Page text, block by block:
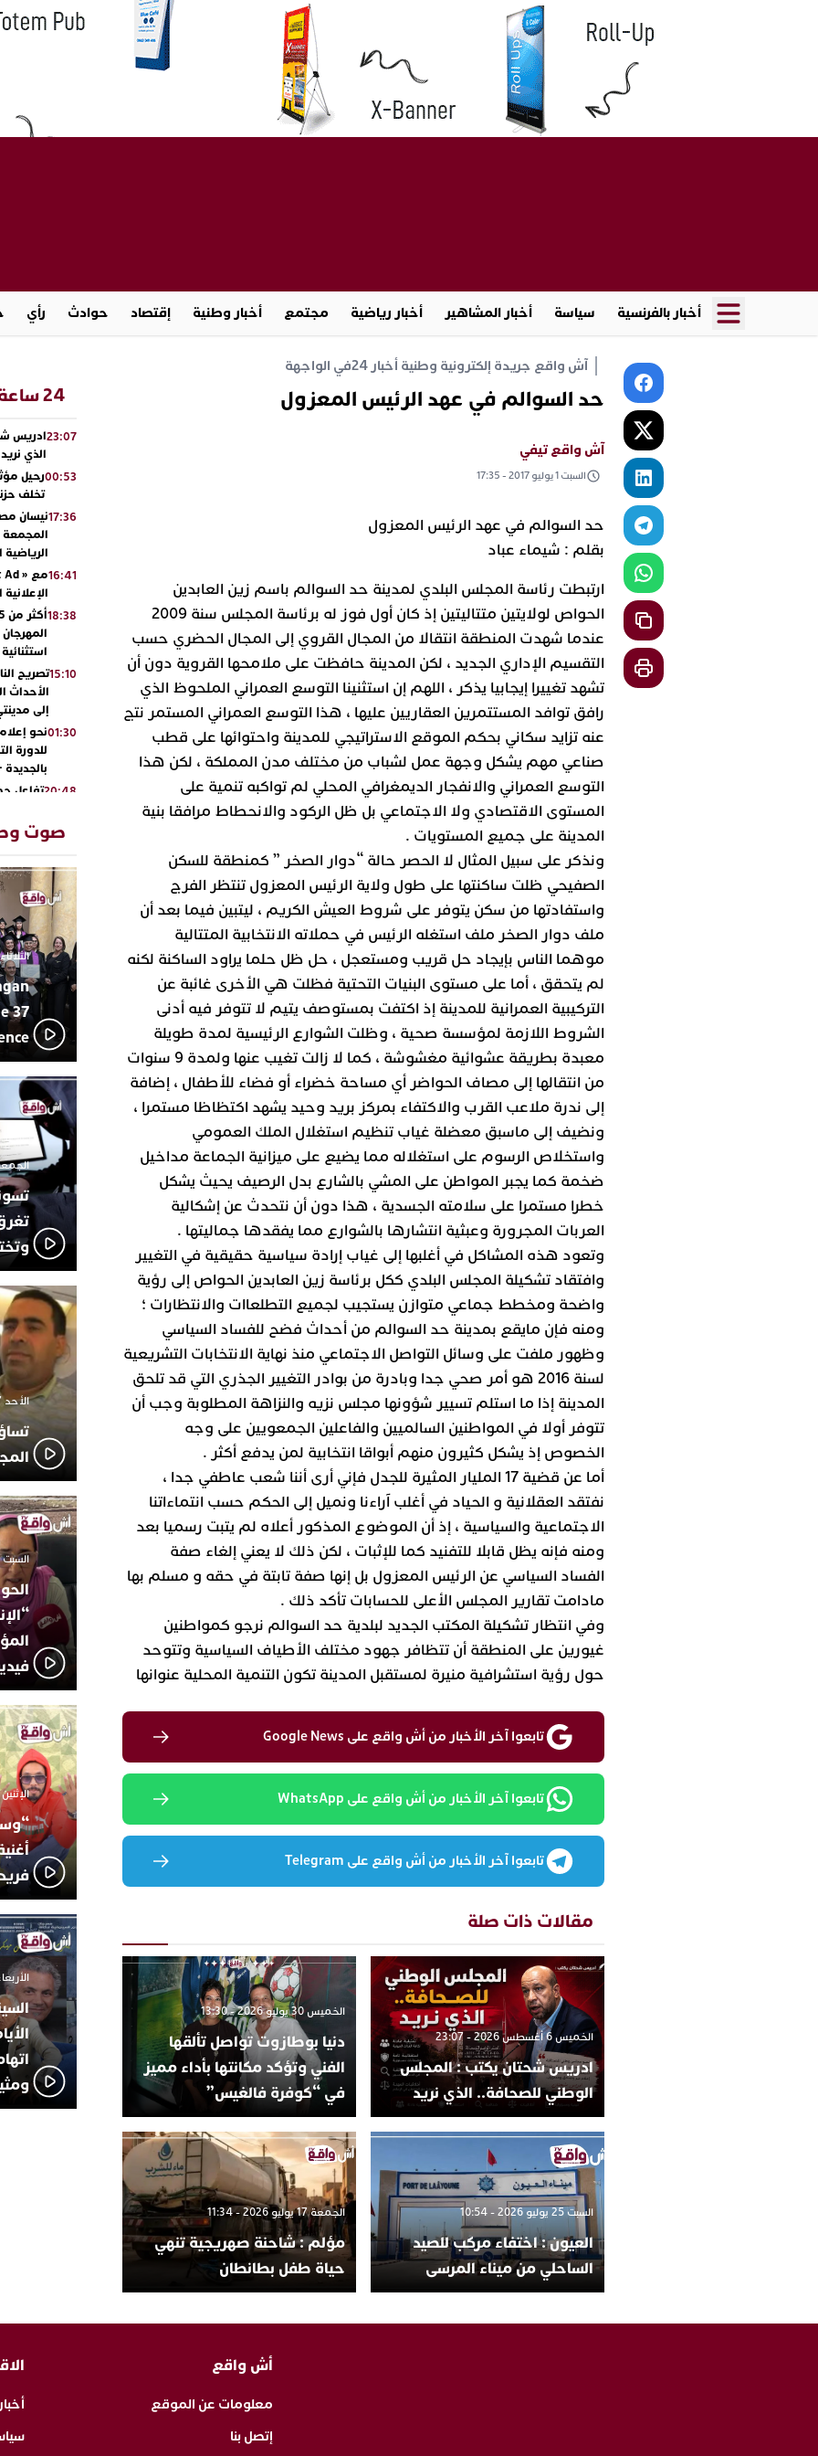
أخبار بالفرنسية سياسة أخبار المشاهير أخبار رياضية مجتمع أخبار وطنية إقتصاد حوادث رأي
آش واقع جريدة إلكترونية وطنية أخبار 24 في الواجهة
حد السوالم في عهد الرئيس المعزول
آش واقع تيفي
السبت 1 يوليو 2017 - 17:35
حد السوالم في عهد الرئيس المعزول
بقلم : شيماء عباد
ارتبطت رئاسة المجلس البلدي لمدينة حد السوالم باسم زين العابدين
الحواص لولايتين متتاليتين إذ كان أول فوز له برئاسة المجلس سنة 2009
عندما شهدت المنطقة انتقالا من المجال القروي إلى المجال الحضري حسب
التقسيم الإداري الجديد ، لكن المدينة حافظت على ملامحها القروية دون أن
تشهد تغييرا إيجابيا يذكر ، اللهم إن استثنينا التوسع العمراني الملحوظ الذي
رافق توافد المستتمرين العقاريين عليها ، هذا التوسع العمراني المستمر نتج
عنه تزايد سكاني بحكم الموقع الاستراتيجي للمدينة واحتوائها على قطب
صناعي مهم يشكل وجهة عمل لشباب من مختلف مدن المملكة ، لكن هذا
التوسع العمراني والانفجار الديمغرافي المحلي لم تواكبه تنمية على
المستوى الاقتصادي ولا الاجتماعي بل ظل الركود والانحطاط مرافقا بنية
المدينة على جميع المستويات .
ونذكر على سبيل المثال لا الحصر حالة “دوار الصخر ” كمنطقة للسكن
الصفيحي ظلت ساكنتها على طول ولاية الرئيس المعزول تنتظر الفرج
واستفادتها من سكن يتوفر على شروط العيش الكريم ، ليتبين فيما بعد أن
ملف دوار الصخر ملف استغله الرئيس في حملاته الانتخابية المتتالية
موهما الناس بإيجاد حل قريب ومستعجل ، حل ظل حلما يراود الساكنة لكنه
لم يتحقق ، أما على مستوى البنيات التحتية فظلت هي الأخرى غائبة عن
التركيبية العمرانية للمدينة إذ اكتفت بمستوصف يتيم لا تتوفر فيه أدنى
الشروط اللازمة لمؤسسة صحية ، وظلت الشوارع الرئيسية لمدة طويلة
معبدة بطريقة عشوائية مغشوشة ، كما لا زالت تغيب عنها ولمدة 9 سنوات
من انتقالها إلى مصاف الحواضر أي مساحة خضراء أو فضاء للأطفال ، إضافة
إلى ندرة ملاعب القرب والاكتفاء بمركز بريد وحيد يشهد اكتظاظا مستمرا ،
ونضيف إلى ماسبق معضلة غياب تنظيم استغلال الملك العمومي
واستخلاص الرسوم على استغلاله مما يضيع على ميزانية الجماعة مداخيل
ضخمة كما يجبر المواطن على المشي بالشارع بدل الرصيف يحيث يشكل
خطرا مستمرا على سلامته الجسدية ، هذا دون أن نتحدث عن إشكالية
العربات المجرورة وعبثية انتشارها بالشوارع مما يفقدها جماليتها .
وتعود هذه المشاكل في أغلبها إلى غياب إرادة سياسية حقيقية في التغيير
وافتقاد تشكيلة المجلس البلدي ككل برئاسة زين العابدين الحواص إلى رؤية
واضحة ومخطط جماعي متوازن يستجيب لجميع التطلعاات والانتظارات ؛
ومنه فإن مايقع بمدينة حد السوالم من أحداث فضح للفساد السياسي
وظهور ملفت على وسائل التواصل الاجتماعي منذ نهاية الانتخابات التشريعية
لسنة 2016 هو أمر صحي جدا وبادرة من بوادر التغيير الجذري التي قد تلحق
المدينة إذا ما استلم تسيير شؤونها مجلس نزيه والنزاهة المطلوبة وجب أن
تتوفر أولا في المواطنين السالميين والفاعلين الجمعويين على وجه
الخصوص إذ يشكل كثيرون منهم أبواقا انتخابية لمن يدفع أكثر .
أما عن قضية 17 المليار المثيرة للجدل فإني أرى أننا شعب عاطفي جدا ،
نفتقد العقلانية و الحياد في أغلب آراءنا ونميل إلى الحكم حسب انتماءاتنا
الاجتماعية والسياسية ، إذ أن الموضوع المذكور أعلاه لم يتبت رسميا بعد
ومنه فإنه يظل قابلا للتفنيد كما للإثبات ، لكن ذلك لا يعني إلغاء صفة
الفساد السياسي عن الرئيس المعزول بل إنها صفة تابتة في حقه و مسلم بها
مادامت تقارير المجلس الأعلى للحسابات تأكد ذلك .
وفي انتظار تشكيلة المكتب الجديد لبلدية حد السوالم نرجو كمواطنين
غيورين على المنطقة أن تتظافر جهود مختلف الأطياف السياسية وتتوحد
حول رؤية استشرافية منيرة لمستقبل المدينة تكون التنمية المحلية عنوانها
تابعوا آخر الأخبار من أش واقع على Google News
تابعوا آخر الأخبار من أش واقع على WhatsApp
تابعوا آخر الأخبار من أش واقع على Telegram
مقالات ذات صلة
الخميس 6 أغسطس 2026 - 23:07
ادريس شحتان يكتب : المجلس
الوطني للصحافة.. الذي نريد
الخميس 30 يوليو 2026 - 13:30
دنيا بوطازوت تواصل تألقها
الفني وتؤكد مكانتها بأداء مميز
في “كوفرة فالغيس”
السبت 25 يوليو 2026 - 10:54
العيون : اختفاء مركب للصيد
الساحلي من ميناء المرسى
الجمعة 17 يوليو 2026 - 11:34
مؤلم : شاحنة صهريجية تنهي
حياة طفل بطانطان
24 ساعة
23:07ادريس
الذي نريد
00:53رحيل
تخلف
17:36نيسان
المجمعة
16:41
18:38
استثنائية
15:10تصريح
الأحداث
إلى
01:30نحو
للدورة
20:48تفاعل
22:36 أبوظبي
العرش
بن زايد
13:30 دنيا
بأداء
19:11 يقظة
مثيرة
بالجديدة
17:27اتحاد
دورة
23:18ترسيخا
فعاليات
بمركز
صوت
الثلاثاء 10 مارس 2026 -
37
الجمعة 26 ديسمبر
الأحد 7 ديسمبر 2025 - 21:42
السبت 18 أكتوبر 2025 - 14:35
الإثنين 6 أكتوبر 2025 - 17:31
فريد
الأربعاء 24 سبتمبر 2025 -
أش واقع
معلومات عن الموقع
إتصل بنا